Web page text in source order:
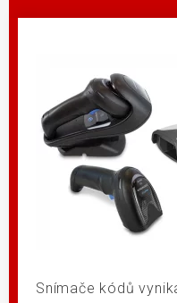
Snímače kódů